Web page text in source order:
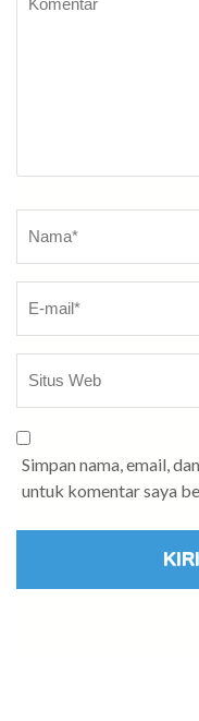
Simpan nama, email,
untuk komentar saya